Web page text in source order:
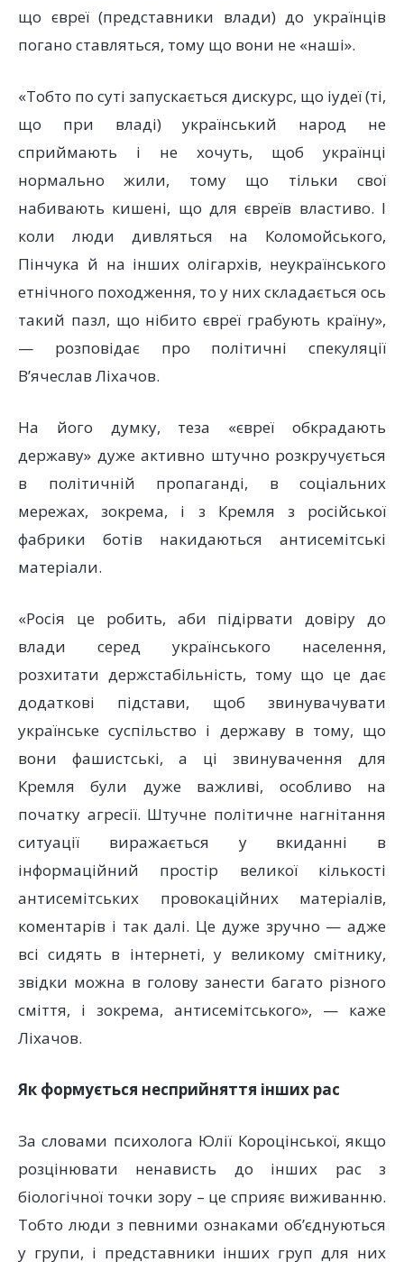
що євреї (представники влади) до українців
погано ставляться, тому що вони не «наші».
«Тобто по суті запускається дискурс, що іудеї (ті,
що при владі) український народ не
сприймають і не хочуть, щоб українці
нормально жили, тому що тільки свої
набивають кишені, що для євреїв властиво. І
коли люди дивляться на Коломойського,
Пінчука й на інших олігархів, неукраїнського
етнічного походження, то у них складається ось
такий пазл, що нібито євреї грабують країну»,
— розповідає про політичні спекуляції
В’ячеслав Ліхачов.
На його думку, теза «євреї обкрадають
державу» дуже активно штучно розкручується
в політичній пропаганді, в соціальних
мережах, зокрема, і з Кремля з російської
фабрики ботів накидаються антисемітські
матеріали.
«Росія це робить, аби підірвати довіру до
влади серед українського населення,
розхитати держстабільність, тому що це дає
додаткові підстави, щоб звинувачувати
українське суспільство і державу в тому, що
вони фашистські, а ці звинувачення для
Кремля були дуже важливі, особливо на
початку агресії. Штучне політичне нагнітання
ситуації виражається у вкиданні в
інформаційний простір великої кількості
антисемітських провокаційних матеріалів,
коментарів і так далі. Це дуже зручно — адже
всі сидять в інтернеті, у великому смітнику,
звідки можна в голову занести багато різного
сміття, і зокрема, антисемітського», — каже
Ліхачов.
Як формується несприйняття інших рас
За словами психолога Юлії Короцінської, якщо
розцінювати ненависть до інших рас з
біологічної точки зору – це сприяє виживанню.
Тобто люди з певними ознаками об’єднуються
у групи, і представники інших груп для них